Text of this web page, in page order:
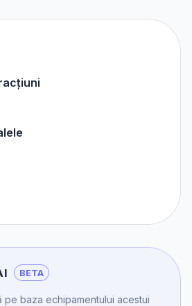
BETA
pe baza echipamentului acestui